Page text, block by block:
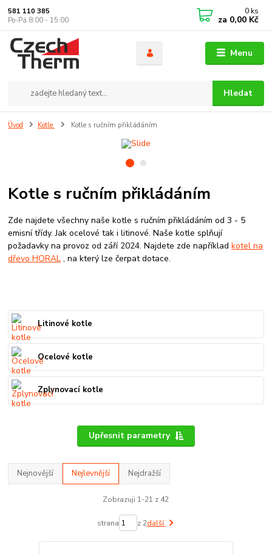
Menu
Hledat
581 110 385
Po-Pá 8:00 - 15:00
0 ks
za 0,00 Kč
Úvod Kotle Kotle s ručním přikládáním
Kotle s ručním přikládáním
Zde najdete všechny naše kotle s ručním přikládáním od 3 - 5
emisní třídy. Jak ocelové tak i litinové. Naše kotle splňují
požadavky na provoz od září 2024. Najdete zde napříkladkotel na
dřevo HORAL , na který lze čerpat dotace.
Litinové kotle
Ocelové kotle
Zplynovací kotle
Upřesnit parametry
Nejnovější Nejlevnější Nejdražší
Zobrazuji 1-21 z 42
strana z 2další